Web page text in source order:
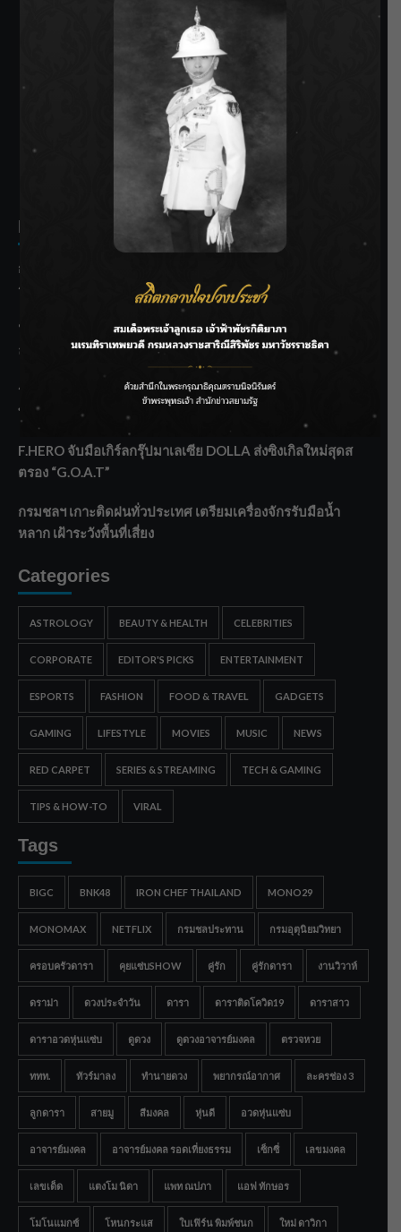
SIAMRATH VARIETY
THE BEST ENTERTAINMENT
Recent Posts
กรมชลฯ รับฟังประชาชน ติดตามแก้ปัญหาโครงการประตู
ระบายน้ำศรีสองรักฯ
‘แมน การิน’ แชร์ความเชื่อชวนคิด! “อยากกินอะไรหลังจาก
ลาโลกนี้ ให้ใส่บาตรสิ่งนั้นไว้ตอนยังมีชีวิต”
ราชเลขานุการในพระองค์ฯ ติดตามโครงการหุบกะพง–ห้วย
ทรายใต้ เสริมความมั่นคงน้ำเพชรบุรี
F.HERO จับมือเกิร์ลกรุ๊ปมาเลเซีย DOLLA ส่งซิงเกิลใหม่สุดส
ตรอง “G.O.A.T”
กรมชลฯ เกาะติดฝนทั่วประเทศ เตรียมเครื่องจักรรับมือน้ำ
หลาก เฝ้าระวังพื้นที่เสี่ยง
Categories
ASTROLOGY BEAUTY & HEALTH CELEBRITIES
CORPORATE EDITOR'S PICKS ENTERTAINMENT
ESPORTS FASHION FOOD & TRAVEL GADGETS
GAMING LIFESTYLE MOVIES MUSIC NEWS
RED CARPET SERIES & STREAMING TECH & GAMING
TIPS & HOW-TO VIRAL
Tags
BIGC BNK48 IRON CHEF THAILAND MONO29
MONOMAX NETFLIX กรมชลประทาน กรมอุตุนิยมวิทยา
ครอบครัวดารา คุยแซ่บSHOW คู่รัก คู่รักดารา งานวิวาห์
ดราม่า ดวงประจำวัน ดารา ดาราติดโควิด19 ดาราสาว
ดาราอวดหุ่นแซ่บ ดูดวง ดูดวงอาจารย์มงคล ตรวจหวย
ททท. ทัวร์มาลง ทำนายดวง พยากรณ์อากาศ ละครช่อง 3
ลูกดารา สายมู สีมงคล หุ่นดี อวดหุ่นแซ่บ
อาจารย์มงคล อาจารย์มงคล รอดเที่ยงธรรม เซ็กซี่ เลขมงคล
เลขเด็ด แตงโม นิดา แพท ณปภา แอฟ ทักษอร
โมโนแมกซ์ โหนกระแส ใบเฟิร์น พิมพ์ชนก ใหม่ ดาวิกา